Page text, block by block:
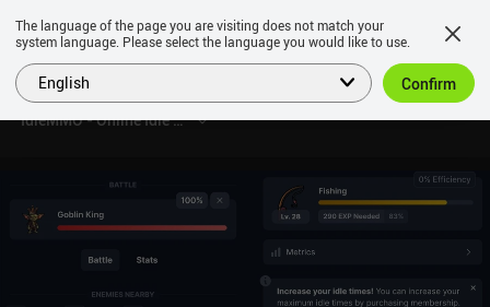
IdleMMO - Online Idle RPG
The language of the page you are visiting does not match your
system language. Please select the language you would like to use.
English Confirm